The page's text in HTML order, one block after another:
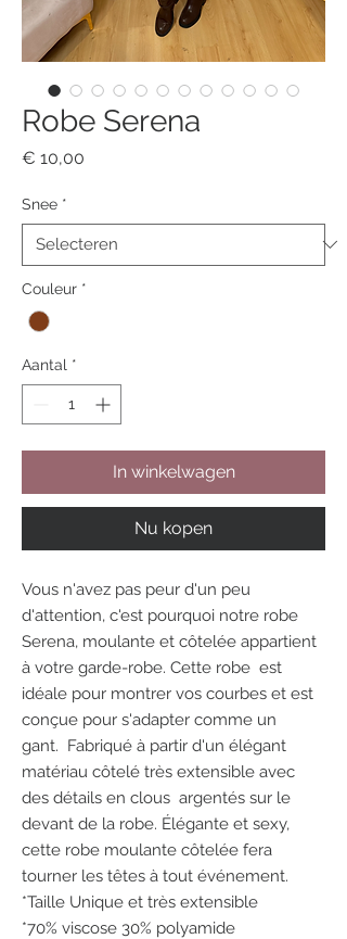
Robe Serena
€ 10,00
Snee *
Couleur *
Aantal *
In winkelwagen
Nu kopen
Vous n'avez pas peur d'un peu
d'attention, c'est pourquoi notre robe
Serena, moulante et côtelée appartient
à votre garde-robe. Cette robe est
idéale pour montrer vos courbes et est
conçue pour s'adapter comme un
gant. Fabriqué à partir d'un élégant
matériau côtelé très extensible avec
des détails en clous argentés sur le
devant de la robe. Élégante et sexy,
cette robe moulante côtelée fera
tourner les têtes à tout événement.
*Taille Unique et très extensible
*70% viscose 30% polyamide